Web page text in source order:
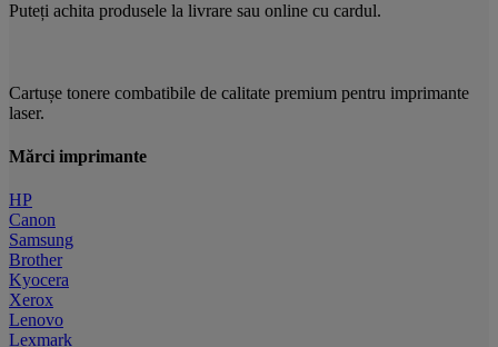
Puteți achita produsele la livrare sau online cu cardul.
Cartușe tonere combatibile de calitate premium pentru imprimante
laser.
Mărci imprimante
HP
Canon
Samsung
Brother
Kyocera
Xerox
Lenovo
Lexmark